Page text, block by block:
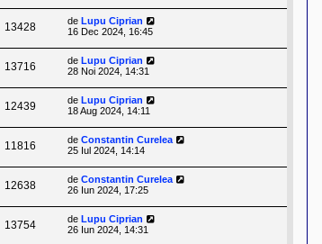
13428 de Lupu Ciprian
16 Dec 2024, 16:45
13716 de Lupu Ciprian
28 Noi 2024, 14:31
12439 de Lupu Ciprian
18 Aug 2024, 14:11
11816 de Constantin Curelea
25 Iul 2024, 14:14
12638 de Constantin Curelea
26 Iun 2024, 17:25
13754 de Lupu Ciprian
26 Iun 2024, 14:31